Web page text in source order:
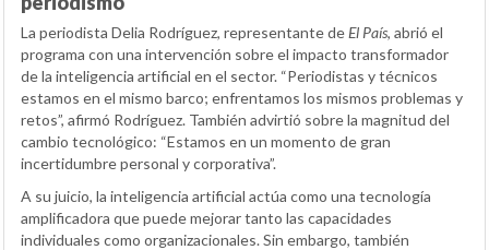
La periodista Delia Rodríguez, representante deEl País, abrió el
programa con una intervención sobre el impacto transformador
de la inteligencia artificial en el sector. “Periodistas y técnicos
estamos en el mismo barco; enfrentamos los mismos problemas y
retos”, afirmó Rodríguez. También advirtió sobre la magnitud del
cambio tecnológico: “Estamos en un momento de gran
incertidumbre personal y corporativa”.
A su juicio, la inteligencia artificial actúa como una tecnología
amplificadora que puede mejorar tanto las capacidades
individuales como organizacionales. Sin embargo, también